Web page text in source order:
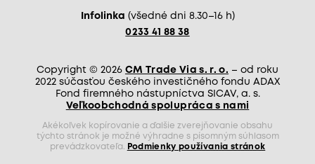
Infolinka (všedné dni 8.30–16 h)
0233 41 88 38
Copyright © 2026 CM Trade Via s. r. o. – od roku
2022 súčasťou českého investičného fondu ADAX
Fond firemného nástupníctva SICAV, a. s.
Veľkoobchodná spolupráca s nami
Akékoľvek kopírovanie a ďalšie zverejňovanie obsahu
týchto stránok je možné výhradne s písomným súhlasom
prevádzkovateľa.
Podmienky používania stránok